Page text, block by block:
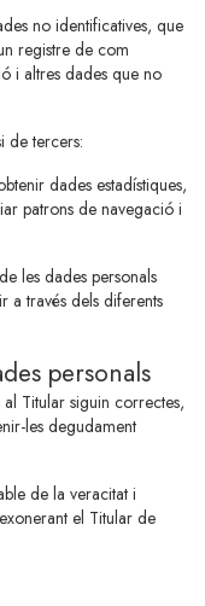
no identificatives, que
registre de com
i altres dades que no
de tercers:
dades estadístiques,
patrons de navegació i
les dades personals
a través dels diferents
personals
Titular siguin correctes,
les degudament
de la veracitat i
el Titular de